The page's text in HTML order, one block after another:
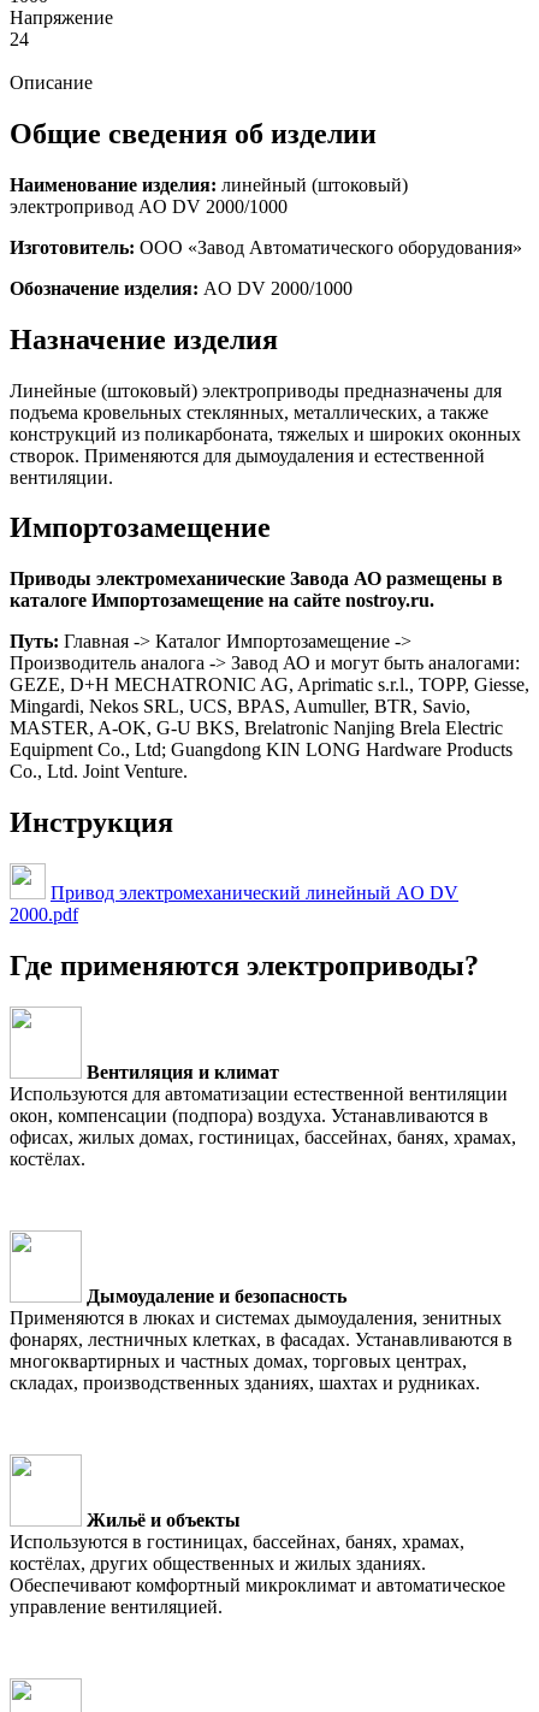
Напряжение
24
Описание
Общие сведения об изделии
Наименование изделия: линейный (штоковый)
электропривод AO DV 2000/1000
Изготовитель: ООО «Завод Автоматического оборудования»
Обозначение изделия: AO DV 2000/1000
Назначение изделия
Линейные (штоковый) электроприводы предназначены для
подъема кровельных стеклянных, металлических, а также
конструкций из поликарбоната, тяжелых и широких оконных
створок. Применяются для дымоудаления и естественной
вентиляции.
Импортозамещение
Приводы электромеханические Завода АО размещены в
каталоге Импортозамещение на сайте nostroy.ru.
Путь: Главная -> Каталог Импортозамещение ->
Производитель аналога -> Завод АО и могут быть аналогами:
GEZE, D+H MECHATRONIC AG, Aprimatic s.r.l., TOPP, Giesse,
Mingardi, Nekos SRL, UCS, BPAS, Aumuller, BTR, Savio,
MASTER, A-OK, G-U BKS, Brelatronic Nanjing Brela Electric
Equipment Co., Ltd; Guangdong KIN LONG Hardware Products
Co., Ltd. Joint Venture.
Инструкция
Привод электромеханический линейный AO DV
2000.pdf
Где применяются электроприводы?
Вентиляция и климат
Используются для автоматизации естественной вентиляции
окон, компенсации (подпора) воздуха. Устанавливаются в
офисах, жилых домах, гостиницах, бассейнах, банях, храмах,
костёлах.
Дымоудаление и безопасность
Применяются в люках и системах дымоудаления, зенитных
фонарях, лестничных клетках, в фасадах. Устанавливаются в
многоквартирных и частных домах, торговых центрах,
складах, производственных зданиях, шахтах и рудниках.
Жильё и объекты
Используются в гостиницах, бассейнах, банях, храмах,
костёлах, других общественных и жилых зданиях.
Обеспечивают комфортный микроклимат и автоматическое
управление вентиляцией.